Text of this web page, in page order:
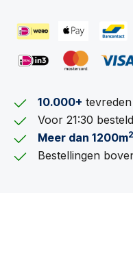
10.000+
Voor 21:30
Meer dan 1200m2
Bestellingen